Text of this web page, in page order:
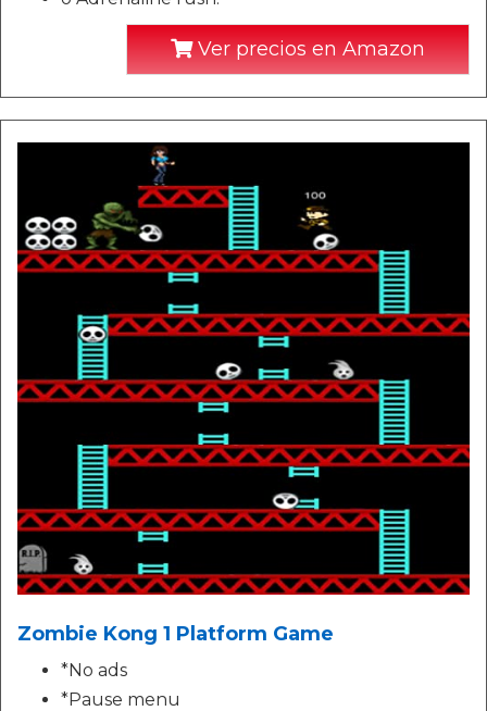
Ver precios en Amazon
Zombie Kong 1 Platform Game
*No ads
*Pause menu